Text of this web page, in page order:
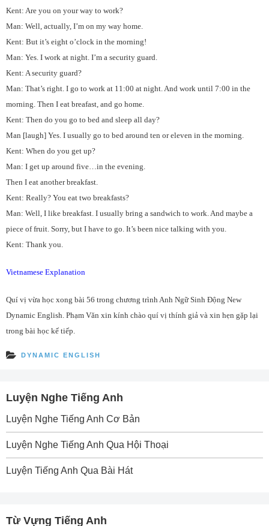
Kent: Are you on your way to work?
Man: Well, actually, I’m on my way home.
Kent: But it’s eight o’clock in the morning!
Man: Yes. I work at night. I’m a security guard.
Kent: A security guard?
Man: That’s right. I go to work at 11:00 at night. And work until 7:00 in the
morning. Then I eat breafast, and go home.
Kent: Then do you go to bed and sleep all day?
Man [laugh] Yes. I usually go to bed around ten or eleven in the morning.
Kent: When do you get up?
Man: I get up around five…in the evening.
Then I eat another breakfast.
Kent: Really? You eat two breakfasts?
Man: Well, I like breakfast. I usually bring a sandwich to work. And maybe a
piece of fruit. Sorry, but I have to go. It’s been nice talking with you.
Kent: Thank you.
Vietnamese Explanation
Quí vị vừa học xong bài 56 trong chương trình Anh Ngữ Sinh Động New
Dynamic English. Phạm Văn xin kính chào quí vị thính giả và xin hẹn gặp lại
trong bài học kế tiếp.
DYNAMIC ENGLISH
Luyện Nghe Tiếng Anh
Luyện Nghe Tiếng Anh Cơ Bản
Luyện Nghe Tiếng Anh Qua Hội Thoại
Luyện Tiếng Anh Qua Bài Hát
Từ Vựng Tiếng Anh